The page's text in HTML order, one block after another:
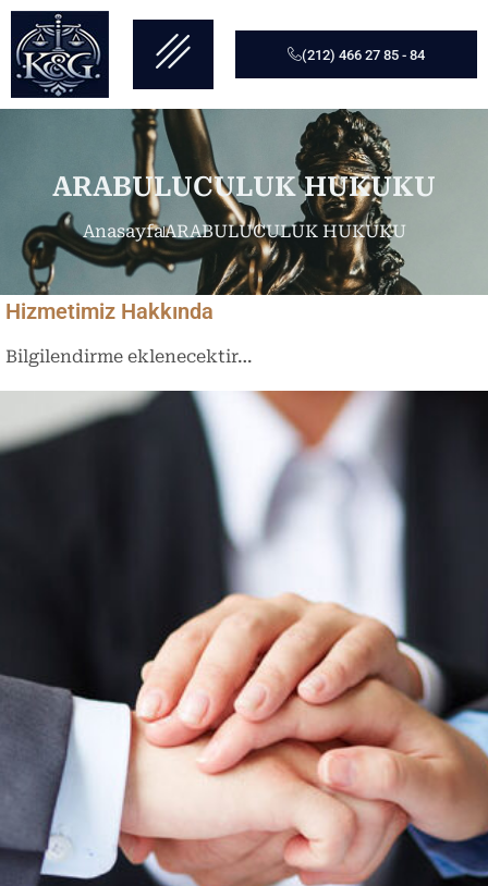
(212) 466 27 85 - 84
ARABULUCULUK HUKUKU
AnasayfaARABULUCULUK HUKUKU
Hizmetimiz Hakkında
Bilgilendirme eklenecektir…